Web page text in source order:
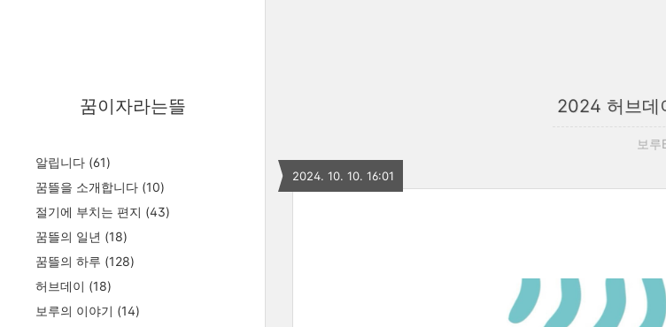
꿈이자라는뜰
알립니다 (61)
꿈뜰을 소개합니다 (10)
절기에 부치는 편지 (43)
꿈뜰의 일년 (18)
꿈뜰의 하루 (128)
허브데이 (18)
보루의 이야기 (14)
2024 허브데
보루
2024. 10. 10. 16:01